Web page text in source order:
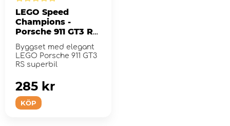
LEGO Speed
Champions -
Porsche 911 GT3 RS
superbil
Byggset med elegant
LEGO Porsche 911 GT3
RS superbil
KÖP
285 kr